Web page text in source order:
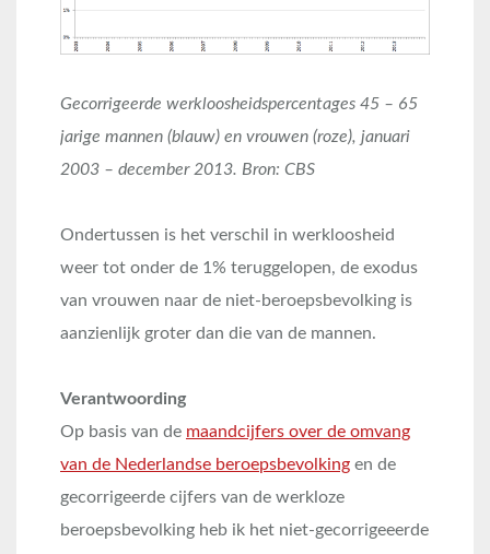
Gecorrigeerde werkloosheidspercentages 45 – 65
jarige mannen (blauw) en vrouwen (roze), januari
2003 – december 2013. Bron: CBS
Ondertussen is het verschil in werkloosheid
weer tot onder de 1% teruggelopen, de exodus
van vrouwen naar de niet-beroepsbevolking is
aanzienlijk groter dan die van de mannen.
Verantwoording
Op basis van de maandcijfers over de omvang
van de Nederlandse beroepsbevolking en de
gecorrigeerde cijfers van de werkloze
beroepsbevolking heb ik het niet-gecorrigeeerde